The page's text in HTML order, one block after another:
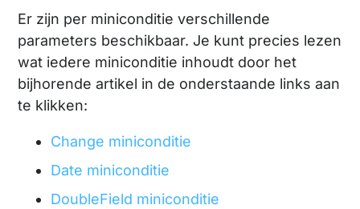
Er zijn per miniconditie verschillende
parameters beschikbaar. Je kunt precies lezen
wat iedere miniconditie inhoudt door het
bijhorende artikel in de onderstaande links aan
te klikken:
Change miniconditie
Date miniconditie
DoubleField miniconditie